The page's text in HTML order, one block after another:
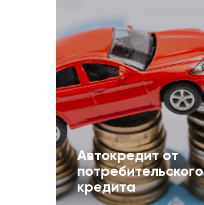
Автокредит от
потребительского
кредита